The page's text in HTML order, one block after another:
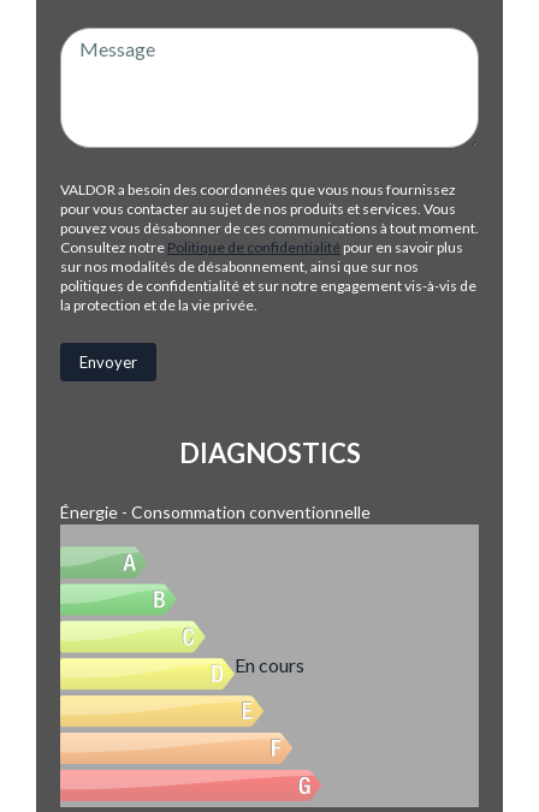
VALDOR a besoin des coordonnées que vous nous fournissez
pour vous contacter au sujet de nos produits et services. Vous
pouvez vous désabonner de ces communications à tout moment.
Consultez notre Politique de confidentialité pour en savoir plus
sur nos modalités de désabonnement, ainsi que sur nos
politiques de confidentialité et sur notre engagement vis-à-vis de
la protection et de la vie privée.
DIAGNOSTICS
Énergie - Consommation conventionnelle
En cours